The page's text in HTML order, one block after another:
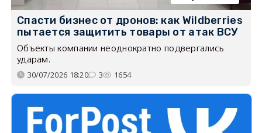
Спасти бизнес от дронов: как Wildberries
пытается защитить товары от атак ВСУ
Объекты компании неоднократно подвергались
ударам.
30/07/2026 18:20 3 1654